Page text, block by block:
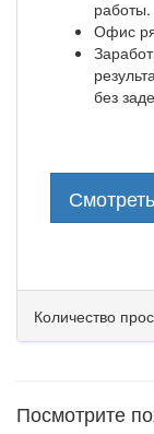
работы.
Офис
без
Количество
Посмотрите